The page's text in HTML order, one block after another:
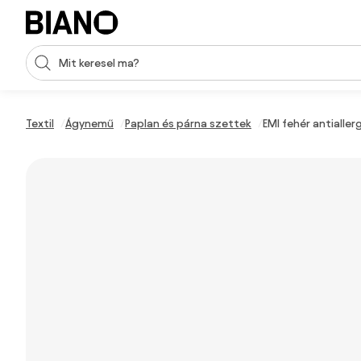
Navigáció kihagyása, ugrás a tartalomra
Keresési bevitel
Textil Ágynemű Paplan és párna szettek EMI fehér